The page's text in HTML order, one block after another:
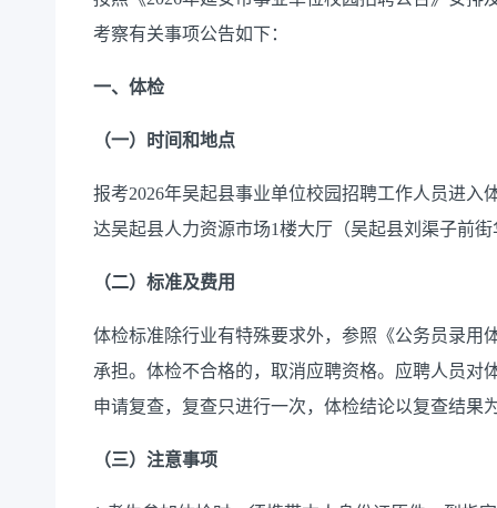
考察有关事项公告如下：
一、体检
（一）时间和地点
报考2026年吴起县事业单位校园招聘工作人员进入
达吴起县人力资源市场1楼大厅（吴起县刘渠子前
（二）标准及费用
体检标准除行业有特殊要求外，参照《公务员录用
承担。体检不合格的，取消应聘资格。应聘人员对
申请复查，复查只进行一次，体检结论以复查结果
（三）注意事项